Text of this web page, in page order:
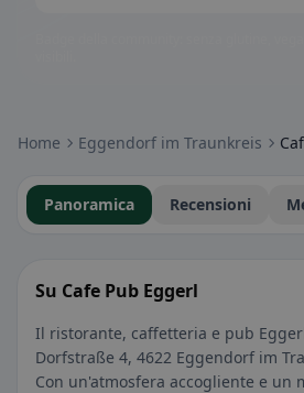
Home Eggendorf im Traunkreis
Panoramica Recensioni
Su Cafe Pub Eggerl
Il ristorante, caffetteria e pub
Dorfstraße 4, 4622 Eggendorf im
Con un'atmosfera accogliente e un